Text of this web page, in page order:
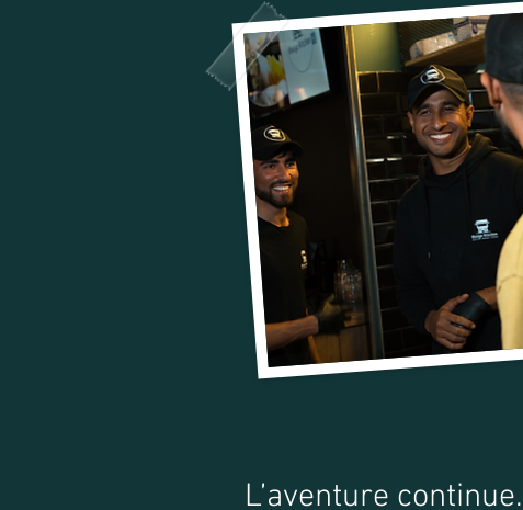
L’aventure